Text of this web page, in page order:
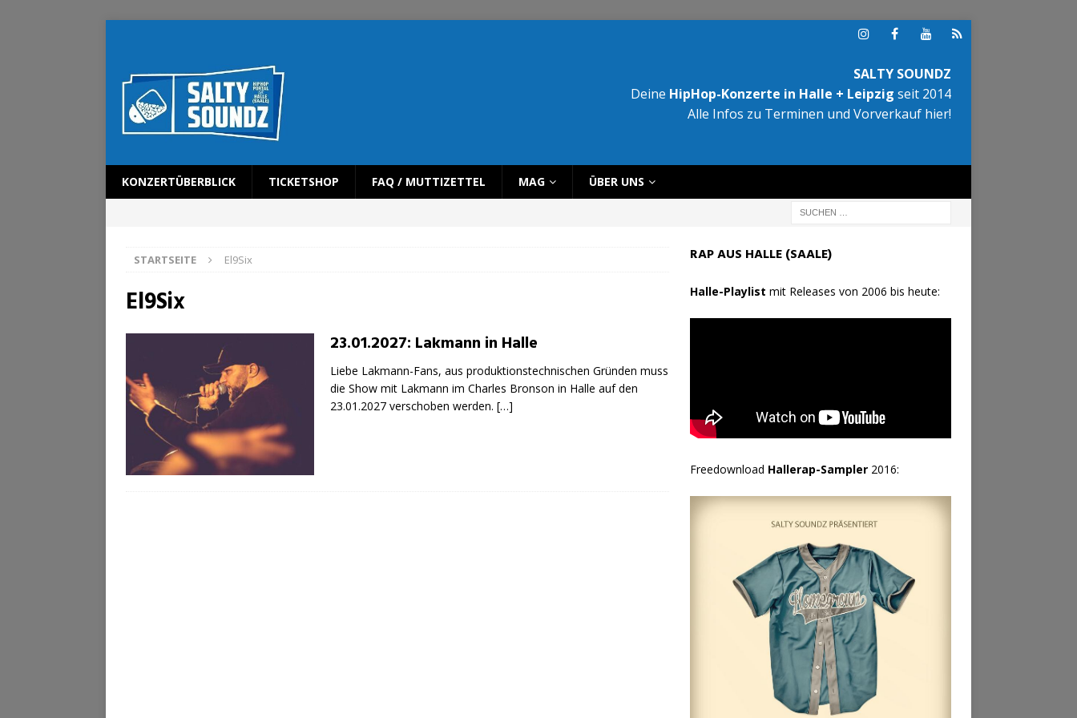
SALTY SOUNDZ
Deine HipHop-Konzerte in Halle + Leipzig seit 2014
Alle Infos zu Terminen und Vorverkauf hier!
KONZERTÜBERBLICK TICKETSHOP FAQ / MUTTIZETTEL MAG ÜBER UNS
STARTSEITE El9Six
El9Six
23.01.2027: Lakmann in Halle
Liebe Lakmann-Fans, aus produktionstechnischen Gründen muss
die Show mit Lakmann im Charles Bronson in Halle auf den
23.01.2027 verschoben werden. […]
RAP AUS HALLE (SAALE)
Halle-Playlist mit Releases von 2006 bis heute:
Freedownload Hallerap-Sampler2016: